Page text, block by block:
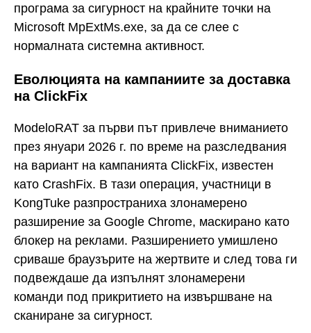
програма за сигурност на крайните точки на
Microsoft MpExtMs.exe, за да се слее с
нормалната системна активност.
Еволюцията на кампаниите за доставка
на ClickFix
ModeloRAT за първи път привлече вниманието
през януари 2026 г. по време на разследвания
на вариант на кампанията ClickFix, известен
като CrashFix. В тази операция, участници в
KongTuke разпространиха злонамерено
разширение за Google Chrome, маскирано като
блокер на реклами. Разширението умишлено
сриваше браузърите на жертвите и след това ги
подвеждаше да изпълнят злонамерени
команди под прикритието на извършване на
сканиране за сигурност.